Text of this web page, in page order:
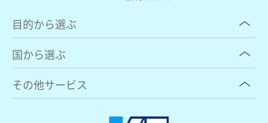
目的から選ぶ
国から選ぶ
その他サービス